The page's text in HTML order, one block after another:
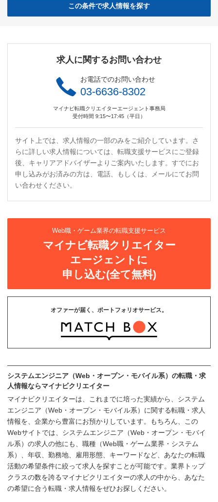
この条件で求人情報を探す
求人に関するお問い合わせ
お電話でのお問い合わせ
03-6636-8302
マイナビ転職クリエイターエージェント事務局
受付時間 9:15〜17:45（平日）
サイト上では、求人情報の一部のみをご紹介しています。さ
らに詳しい求人情報については、転職支援サービスにご登録
後、キャリアアドバイザーよりご案内いたします。すでにお
申し込みがお済みの方は、電話、もしくは、メールにてお問
い合わせください。
Web職・ゲーム業界の転職支援サービス
マイナビ転職クリエイター
エージェントに
申し込む(全て無料)
オファーが届く、ポートフォリオサービス。
システムエンジニア（Web・オープン・モバイル系）の転職・求
人情報ならマイナビクリエイター
マイナビクリエイターは、これまでに培った実績から、システム
エンジニア（Web・オープン・モバイル系）に関する転職・求人
情報を、企業から豊富にお預かりしています。もちろん、この
Webサイトでは、システムエンジニア（Web・オープン・モバイ
ル系）の求人の他にも、職種（Web職・ゲーム業界・システム
系）、年収、勤務地、雇用形態、キーワードなど、あなたの転職
活動の希望条件に絞って求人を探すことが可能です。業界トップ
クラスの数を誇るマイナビクリエイターの求人の中から、あなた
の希望に合う転職・求人情報をぜひお探しください。